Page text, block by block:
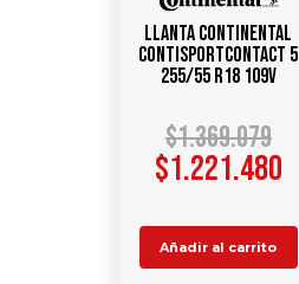
Llanta CONTINENTAL
ContiSportContact 5
255/55 R18 109V
$1.369.079
$1.221.480
Añadir al carrito